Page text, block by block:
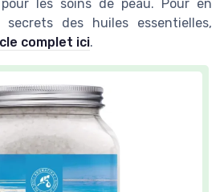
les soins de peau. Pour en
des huiles essentielles,
complet ici.